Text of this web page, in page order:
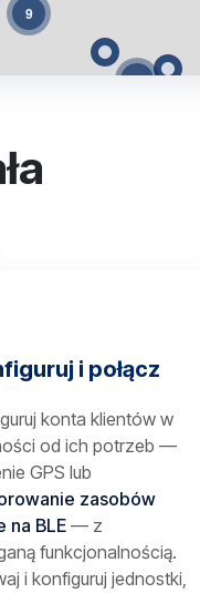
2
9
i połącz
konta klientów w
od ich potrzeb —
GPS lub
zasobów
na BLE— z
funkcjonalnością.
i konfiguruj jednostki,